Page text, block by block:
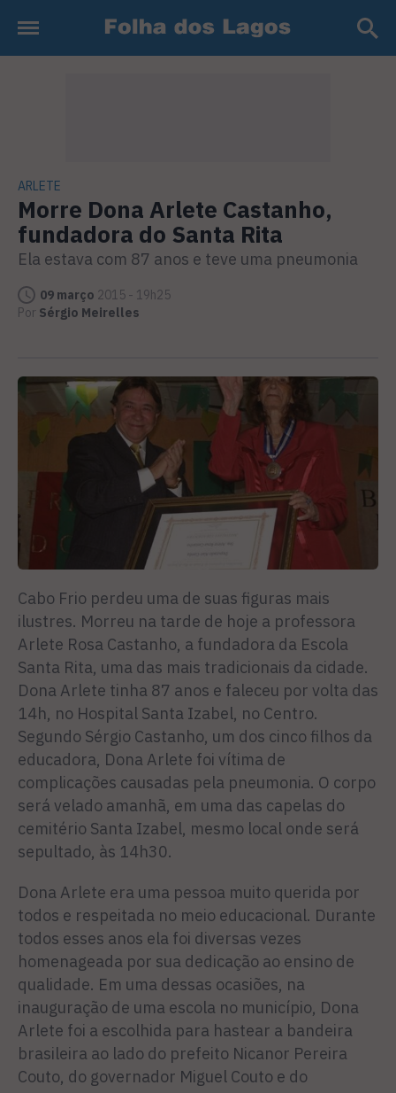
ARLETE
Morre Dona Arlete Castanho,
fundadora do Santa Rita
Ela estava com 87 anos e teve uma pneumonia
09 março 2015 - 19h25
Por Sérgio Meirelles
Cabo Frio perdeu uma de suas figuras mais
ilustres. Morreu na tarde de hoje a professora
Arlete Rosa Castanho, a fundadora da Escola
Santa Rita, uma das mais tradicionais da cidade.
Dona Arlete tinha 87 anos e faleceu por volta das
14h, no Hospital Santa Izabel, no Centro.
Segundo Sérgio Castanho, um dos cinco filhos da
educadora, Dona Arlete foi vítima de
complicações causadas pela pneumonia. O corpo
será velado amanhã, em uma das capelas do
cemitério Santa Izabel, mesmo local onde será
sepultado, às 14h30.
Dona Arlete era uma pessoa muito querida por
todos e respeitada no meio educacional. Durante
todos esses anos ela foi diversas vezes
homenageada por sua dedicação ao ensino de
qualidade. Em uma dessas ocasiões, na
inauguração de uma escola no município, Dona
Arlete foi a escolhida para hastear a bandeira
brasileira ao lado do prefeito Nicanor Pereira
Couto, do governador Miguel Couto e do